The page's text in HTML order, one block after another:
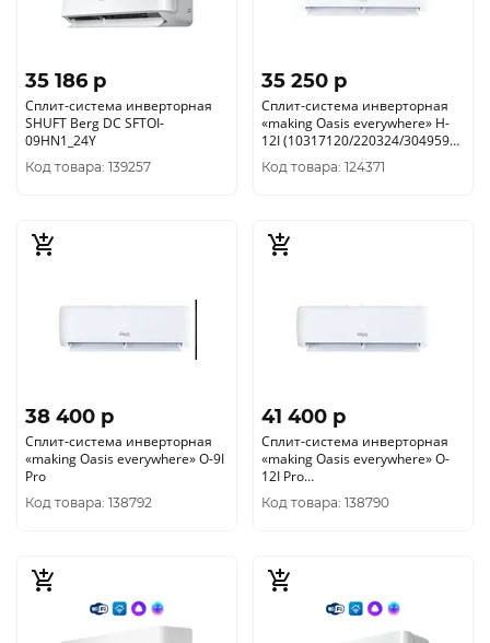
35 186 p
Сплит-система инверторная
SHUFT Berg DC SFTOI-
09HN1_24Y
Код товара: 139257
35 250 p
Сплит-система инверторная
«making Оasis everywhere» H-
12I (10317120/220324/3049594,
КИТАЙ )
Код товара: 124371
38 400 p
Сплит-система инверторная
«making Oasis everywhere» O-9I
Pro
Код товара: 138792
41 400 p
Сплит-система инверторная
«making Oasis everywhere» O-
12I Pro
(10323010/230325/5016974,
КИТАЙ )
Код товара: 138790